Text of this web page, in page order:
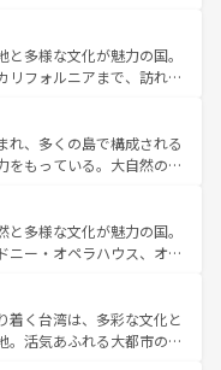
スならではのユニークな
でなく町歩きも満喫する
いため物価も高いが、旅行
もできる。 なお、新
覧 を参照してほしい。
多様な文化が魅力の国。
リフォルニアまで、訪れる
ッピング、エンターテイ
ポットだ。一方、アメリカ
ンドキャニオンやイエロー
と美食が融合した独特の
各地域で異なる魅力を楽
な歴史を感じることができ
メリカ
てほしい。
れ、多くの島で構成される
をもっている。大自然の神
の観光地といえばオアフ
マウイ島やカウアイ島が
に輝く海をはじめ、豊かな
を迎えてくれるハワイの
やハワイアンミュージッ
すべてがハワイの魅力を彩
多様な文化が魅力の国。
ニー・オペラハウス、オー
るウルル（エアーズロッ
林やケアンズの熱帯雨林な
、カフェやワイン、オージ
着く台湾は、多彩な文化と
。活気あふれる大都市の台